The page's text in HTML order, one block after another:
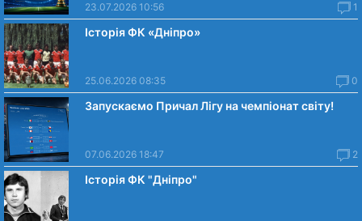
23.07.2026 10:56 1
Історія ФК «Дніпро»
25.06.2026 08:35 0
Запускаємо Причал Лігу на чемпіонат світу!
07.06.2026 18:47 2
Історія ФК "Дніпро"